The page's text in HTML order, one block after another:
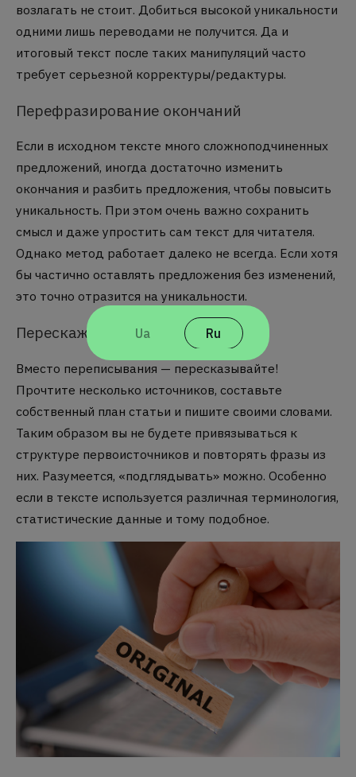
Ua Ru
возлагать не стоит. Добиться высокой уникальности
одними лишь переводами не получится. Да и
итоговый текст после таких манипуляций часто
требует серьезной корректуры/редактуры.
Перефразирование окончаний
Если в исходном тексте много сложноподчиненных
предложений, иногда достаточно изменить
окончания и разбить предложения, чтобы повысить
уникальность. При этом очень важно сохранить
смысл и даже упростить сам текст для читателя.
Однако метод работает далеко не всегда. Если хотя
бы частично оставлять предложения без изменений,
это точно отразится на уникальности.
Перескажите текст
Вместо переписывания — пересказывайте!
Прочтите несколько источников, составьте
собственный план статьи и пишите своими словами.
Таким образом вы не будете привязываться к
структуре первоисточников и повторять фразы из
них. Разумеется, «подглядывать» можно. Особенно
если в тексте используется различная терминология,
статистические данные и тому подобное.